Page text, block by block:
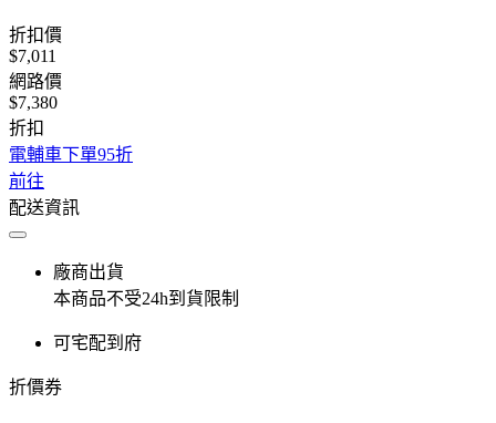
折扣價
$7,011
網路價
$7,380
折扣
電輔車下單95折
前往
配送資訊
廠商出貨
本商品不受24h到貨限制
可宅配到府
折價券